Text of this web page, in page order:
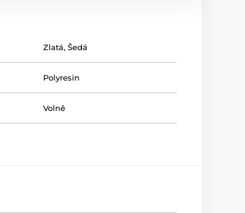
Zlatá,Šedá
Polyresin
Volně